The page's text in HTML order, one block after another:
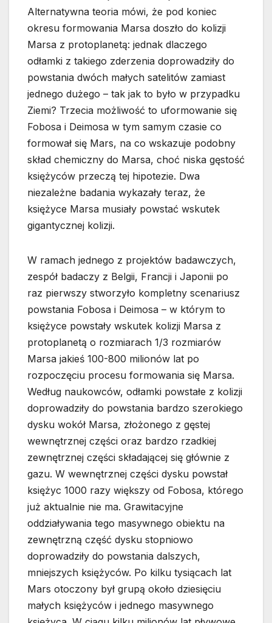
Alternatywna teoria mówi, że pod koniec
okresu formowania Marsa doszło do kolizji
Marsa z protoplanetą: jednak dlaczego
odłamki z takiego zderzenia doprowadziły do
powstania dwóch małych satelitów zamiast
jednego dużego – tak jak to było w przypadku
Ziemi? Trzecia możliwość to uformowanie się
Fobosa i Deimosa w tym samym czasie co
formował się Mars, na co wskazuje podobny
skład chemiczny do Marsa, choć niska gęstość
księżyców przeczą tej hipotezie. Dwa
niezależne badania wykazały teraz, że
księżyce Marsa musiały powstać wskutek
gigantycznej kolizji.
W ramach jednego z projektów badawczych,
zespół badaczy z Belgii, Francji i Japonii po
raz pierwszy stworzyło kompletny scenariusz
powstania Fobosa i Deimosa – w którym to
księżyce powstały wskutek kolizji Marsa z
protoplanetą o rozmiarach 1/3 rozmiarów
Marsa jakieś 100-800 milionów lat po
rozpoczęciu procesu formowania się Marsa.
Według naukowców, odłamki powstałe z kolizji
doprowadziły do powstania bardzo szerokiego
dysku wokół Marsa, złożonego z gęstej
wewnętrznej części oraz bardzo rzadkiej
zewnętrznej części składającej się głównie z
gazu. W wewnętrznej części dysku powstał
księżyc 1000 razy większy od Fobosa, którego
już aktualnie nie ma. Grawitacyjne
oddziaływania tego masywnego obiektu na
zewnętrzną część dysku stopniowo
doprowadziły do powstania dalszych,
mniejszych księżyców. Po kilku tysiącach lat
Mars otoczony był grupą około dziesięciu
małych księżyców i jednego masywnego